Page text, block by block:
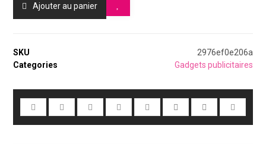
Ajouter au panier
SKU
2976ef0e206a
Categories
Gadgets publicitaires